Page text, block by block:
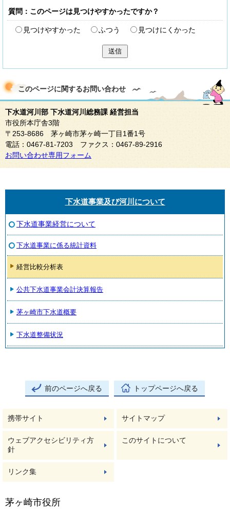
質問：このページは見つけやすかったですか？
見つけやすかった ふつう 見つけにくかった
送信
このページに関するお問い合わせ
下水道河川部 下水道河川総務課 経営担当
市役所本庁舎3階
〒253-8686 茅ヶ崎市茅ヶ崎一丁目1番1号
電話：0467-81-7203 ファクス：0467-89-2916
お問い合わせ専用フォーム
下水道事業及び河川について
下水道事業経営について
下水道事業に係る統計資料
経営比較分析表
公共下水道事業会計決算報告
茅ヶ崎市下水道概要
下水道整備状況
前のページへ戻る トップページへ戻る
携帯サイト サイトマップ
ウェブアクセシビリティ方
針
このサイトについて
リンク集
茅ヶ崎市役所